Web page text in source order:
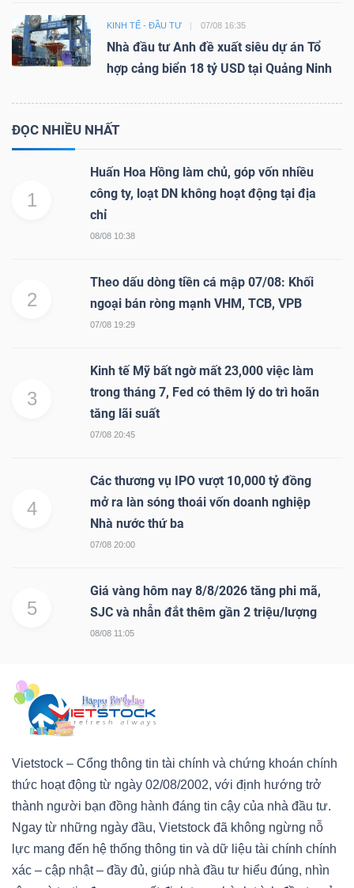
KINH TẾ - ĐẦU TƯ 07/08 16:35
Nhà đầu tư Anh đề xuất siêu dự án Tổ
hợp cảng biển 18 tỷ USD tại Quảng Ninh
ĐỌC NHIỀU NHẤT
1
Huấn Hoa Hồng làm chủ, góp vốn nhiều
công ty, loạt DN không hoạt động tại địa
chỉ
08/08 10:38
2
Theo dấu dòng tiền cá mập 07/08: Khối
ngoại bán ròng mạnh VHM, TCB, VPB
07/08 19:29
3
Kinh tế Mỹ bất ngờ mất 23,000 việc làm
trong tháng 7, Fed có thêm lý do trì hoãn
tăng lãi suất
07/08 20:45
4
Các thương vụ IPO vượt 10,000 tỷ đồng
mở ra làn sóng thoái vốn doanh nghiệp
Nhà nước thứ ba
07/08 20:00
5
Giá vàng hôm nay 8/8/2026 tăng phi mã,
SJC và nhẫn đắt thêm gần 2 triệu/lượng
08/08 11:05
Vietstock – Cổng thông tin tài chính và chứng khoán chính
thức hoạt động từ ngày 02/08/2002, với định hướng trở
thành người bạn đồng hành đáng tin cậy của nhà đầu tư.
Ngay từ những ngày đầu, Vietstock đã không ngừng nỗ
lực mang đến hệ thống thông tin và dữ liệu tài chính chính
xác – cập nhật – đầy đủ, giúp nhà đầu tư hiểu đúng, nhìn